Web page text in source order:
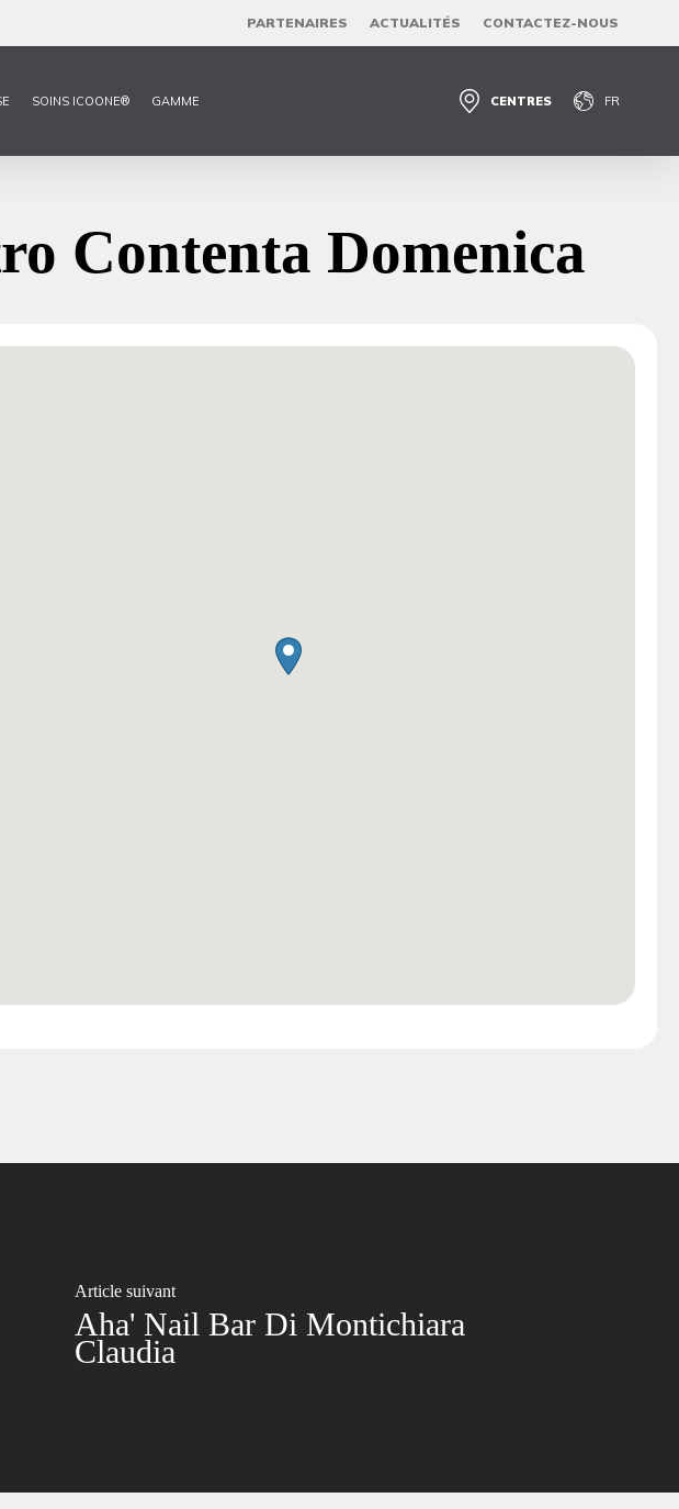
PARTENAIRES ACTUALITÉS CONTACTEZ-NOUS
SOINS ICOONE® GAMME CENTRES FR
Contenta Domenica
Article suivant
Aha' Nail Bar Di Montichiara
Claudia